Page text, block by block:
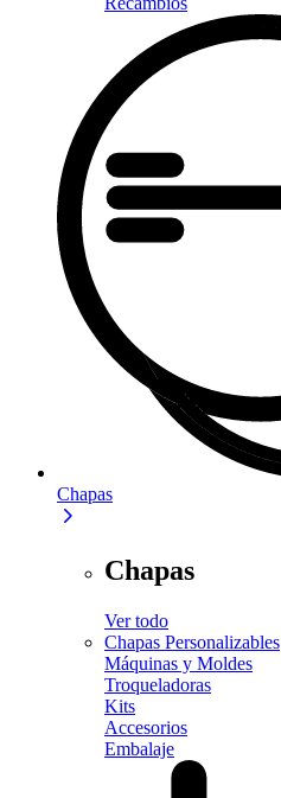
Chapas
Chapas
Ver todo
Chapas Personalizables
Máquinas y Moldes
Troqueladoras
Kits
Accesorios
Embalaje